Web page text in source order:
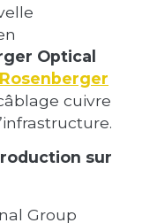
Optical
Rosenberger
cuivre
sur
Group